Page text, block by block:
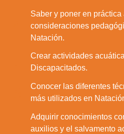
Saber y poner en práctica
consideraciones
Natación.
Crear actividades
Discapacitados.
Conocer las diferentes
más utilizados en
Adquirir conocimientos
auxilios y el salvamento